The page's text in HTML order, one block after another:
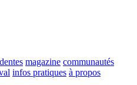
magazine communautés
infos pratiques à propos